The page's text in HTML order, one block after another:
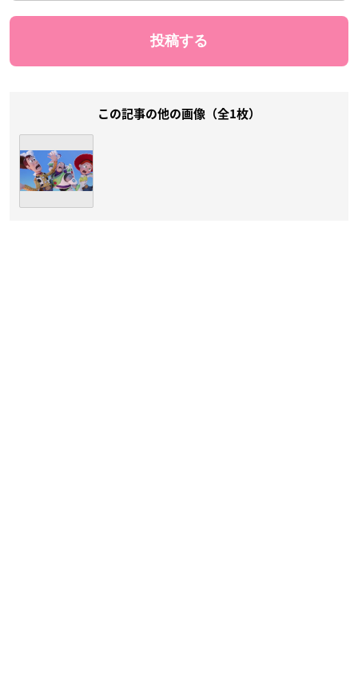
この記事の他の画像（全1枚）